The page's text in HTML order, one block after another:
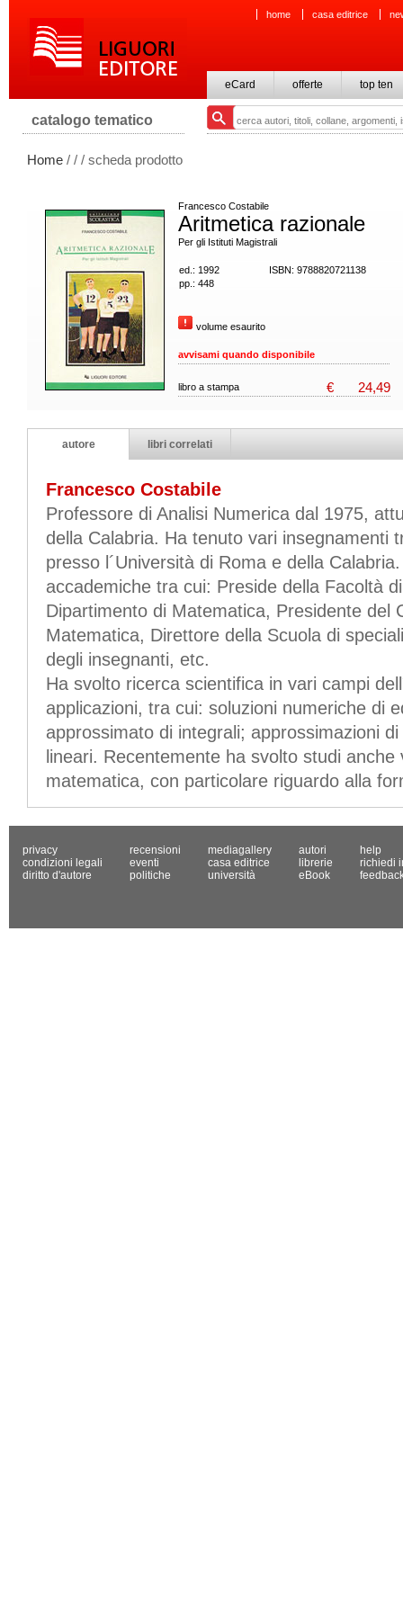
home casa editrice
eCard offerte top ten
catalogo tematico
Home / / / scheda prodotto
Francesco Costabile
Aritmetica razionale
Per gli Istituti Magistrali
ed.: 1992
ISBN: 9788820721138
pp.: 448
volume esaurito
avvisami quando disponibile
libro a stampa € 24,49
autore libri correlati
Francesco Costabile
Professore di Analisi Numerica dal 1975,
della Calabria. Ha tenuto vari insegnamenti
presso l´Università di Roma e della
accademiche tra cui: Preside della Facoltà
Dipartimento di Matematica, Presidente del
Matematica, Direttore della Scuola di
degli insegnanti, etc.
Ha svolto ricerca scientifica in vari campi
applicazioni, tra cui: soluzioni numeriche di
approssimato di integrali; approssimazioni
lineari. Recentemente ha svolto studi
matematica, con particolare riguardo alla
privacy
condizioni legali
diritto d'autore
recensioni
eventi
politiche
mediagallery
casa editrice
università
autori
librerie
eBook
help
richiedi